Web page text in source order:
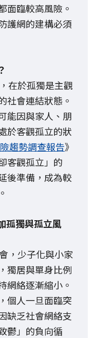
面臨較高風險。
護網的建構必須
在於孤獨是主觀
社會連結狀態。
能因與家人、朋
於客觀孤立的狀
趨勢調查報告》
客觀孤立」的
後準備，成為較
孤獨與孤立風
，少子化與小家
獨居與單身比例
網絡逐漸縮小。
個人一旦面臨突
缺乏社會網絡支
鬱」的負向循